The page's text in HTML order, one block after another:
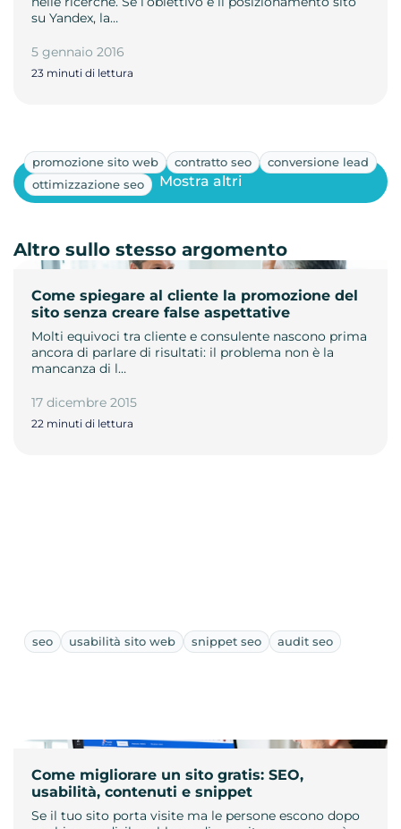
su Yandex, la…
5 gennaio 2016
23 minuti di lettura
promozione sito web contratto seo
conversione lead
ottimizzazione seo
Come spiegare al cliente la promozione del
sito senza creare false aspettative
Molti equivoci tra cliente e consulente nascono prima
ancora di parlare di risultati: il problema non è la
mancanza di l…
17 dicembre 2015
22 minuti di lettura
Mostra altri
Altro sullo stesso argomento
seo usabilità sito web snippet seo audit seo
Come migliorare un sito gratis: SEO,
usabilità, contenuti e snippet
Se il tuo sito porta visite ma le persone escono dopo